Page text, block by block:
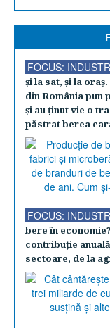
FOCUS:
şi la sat, şi la
din România pun
şi au ţinut vie o
păstrat berea
FOCUS:
bere în
contribuţie
sectoare, de la